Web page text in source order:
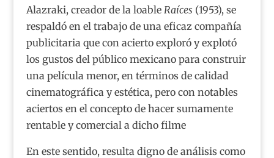
Alazraki, creador de la loable Raíces (1953), se
respaldó en el trabajo de una eficaz compañía
publicitaria que con acierto exploró y explotó
los gustos del público mexicano para construir
una película menor, en términos de calidad
cinematográfica y estética, pero con notables
aciertos en el concepto de hacer sumamente
rentable y comercial a dicho filme
En este sentido, resulta digno de análisis como